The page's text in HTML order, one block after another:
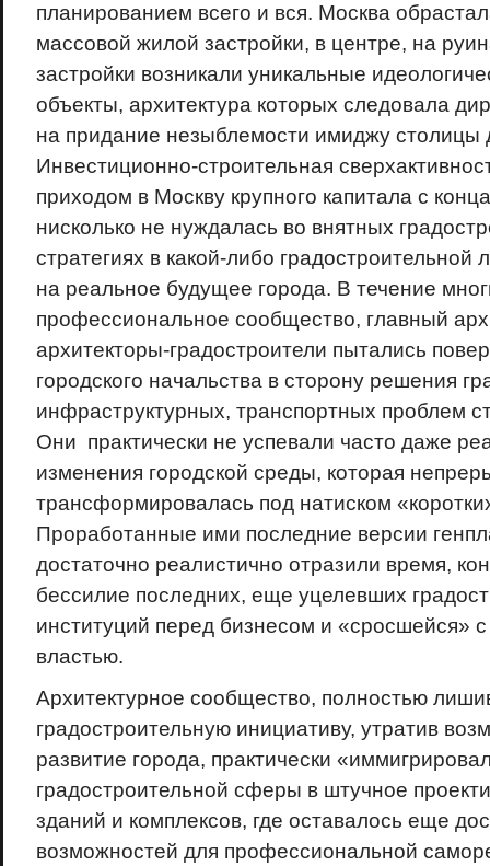
планированием всего и вся. Москва
массовой жилой застройки, в центре, на
застройки возникали уникальные
объекты, архитектура которых следовала
на придание незыблемости имиджу
Инвестиционно-строительная
приходом в Москву крупного капитала с
нисколько не нуждалась во внятных
стратегиях в какой-либо градостроительной
на реальное будущее города. В течение
профессиональное сообщество, главный
архитекторы-градостроители пытались
городского начальства в сторону решения
инфраструктурных, транспортных проблем
Они практически не успевали часто даже
изменения городской среды, которая
трансформировалась под натиском
Проработанные ими последние версии
достаточно реалистично отразили время,
бессилие последних, еще уцелевших
институций перед бизнесом и «сросшейся» с
властью.
Архитектурное сообщество, полностью
градостроительную инициативу, утратив
развитие города, практически
градостроительной сферы в штучное
зданий и комплексов, где оставалось еще
возможностей для профессиональной